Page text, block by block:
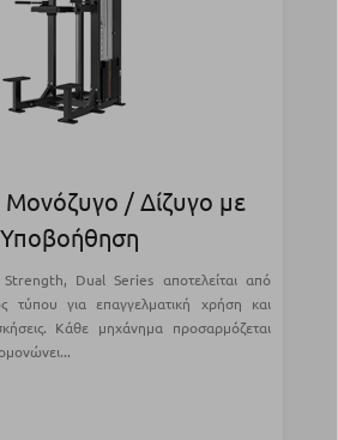
/ Δίζυγο με
Υποβοήθηση
Dual Series αποτελείται από
τύπου για επαγγελματική χρήση και
Κάθε μηχάνημα προσαρμόζεται